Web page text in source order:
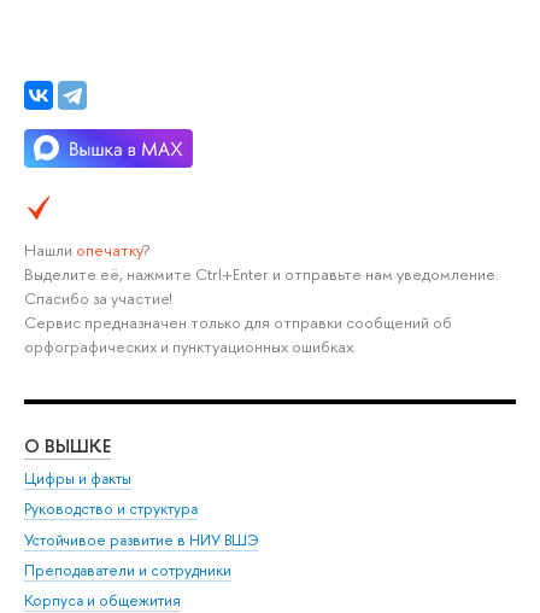
Нашли опечатку?
Выделите её, нажмите Ctrl+Enter и отправьте нам уведомление.
Спасибо за участие!
Сервис предназначен только для отправки сообщений об
орфографических и пунктуационных ошибках.
О ВЫШКЕ
Цифры и факты
Руководство и структура
Устойчивое развитие в НИУ ВШЭ
Преподаватели и сотрудники
Корпуса и общежития